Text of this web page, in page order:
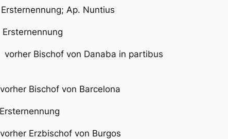
Ap. Nuntius
Bischof von Danaba in partibus
Bischof von Barcelona
von Burgos